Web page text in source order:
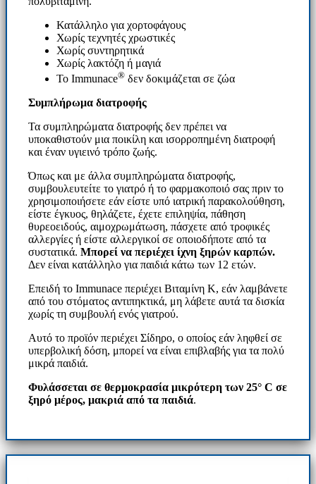
Κατάλληλο για χορτοφάγους
Χωρίς τεχνητές χρωστικές
Χωρίς συντηρητικά
Χωρίς λακτόζη ή μαγιά
Το Immunace® δεν δοκιμάζεται σε ζώα
Συμπλήρωμα διατροφής
Τα συμπληρώματα διατροφής δεν πρέπει να
υποκαθιστούν μια ποικίλη και ισορροπημένη διατροφή
και έναν υγιεινό τρόπο ζωής.
Όπως και με άλλα συμπληρώματα διατροφής,
συμβουλευτείτε το γιατρό ή το φαρμακοποιό σας πριν το
χρησιμοποιήσετε εάν είστε υπό ιατρική παρακολούθηση,
είστε έγκυος, θηλάζετε, έχετε επιληψία, πάθηση
θυρεοειδούς, αιμοχρωμάτωση, πάσχετε από τροφικές
αλλεργίες ή είστε αλλεργικοί σε οποιοδήποτε από τα
συστατικά. Μπορεί να περιέχει ίχνη ξηρών καρπών.
Δεν είναι κατάλληλο για παιδιά κάτω των 12 ετών.
Επειδή το Immunace περιέχει Βιταμίνη Κ, εάν λαμβάνετε
από του στόματος αντιπηκτικά, μη λάβετε αυτά τα δισκία
χωρίς τη συμβουλή ενός γιατρού.
Αυτό το προϊόν περιέχει Σίδηρο, ο οποίος εάν ληφθεί σε
υπερβολική δόση, μπορεί να είναι επιβλαβής για τα πολύ
μικρά παιδιά.
Φυλάσσεται σε θερμοκρασία μικρότερη των 25° C σε
ξηρό μέρος, μακριά από τα παιδιά.